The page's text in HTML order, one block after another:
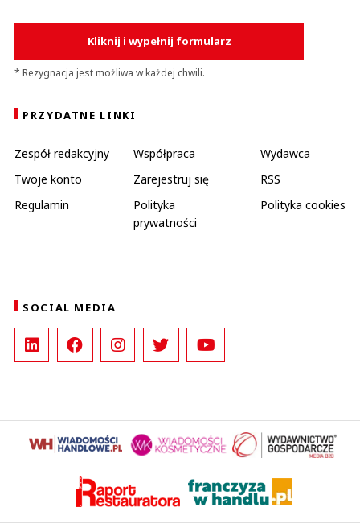
Kliknij i wypełnij formularz
* Rezygnacja jest możliwa w każdej chwili.
PRZYDATNE LINKI
Zespół redakcyjny Współpraca
Wydawca
Twoje konto
Zarejestruj się
RSS
Regulamin
Polityka
prywatności
Polityka cookies
SOCIAL MEDIA